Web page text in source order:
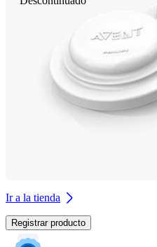
Ir a la tienda
Registrar producto